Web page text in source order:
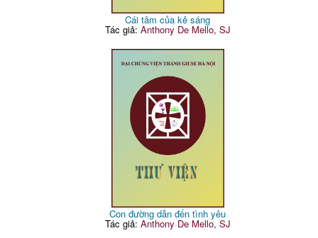
Cái tâm của kẻ sáng
Tác giả: Anthony De Mello, SJ
Con đường dẫn đến tình yêu
Tác giả: Anthony De Mello, SJ